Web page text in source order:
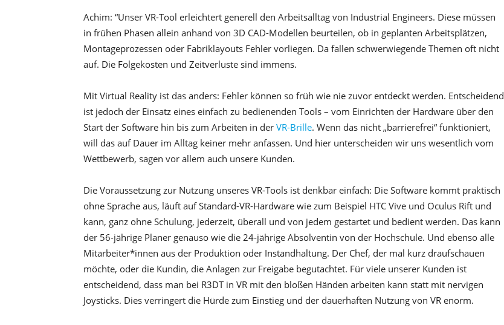
Achim: “Unser VR-Tool erleichtert generell den Arbeitsalltag von Industrial Engineers. Diese müssen
in frühen Phasen allein anhand von 3D CAD-Modellen beurteilen, ob in geplanten Arbeitsplätzen,
Montageprozessen oder Fabriklayouts Fehler vorliegen. Da fallen schwerwiegende Themen oft nicht
auf. Die Folgekosten und Zeitverluste sind immens.
Mit Virtual Reality ist das anders: Fehler können so früh wie nie zuvor entdeckt werden. Entscheidend
ist jedoch der Einsatz eines einfach zu bedienenden Tools – vom Einrichten der Hardware über den
Start der Software hin bis zum Arbeiten in der VR-Brille. Wenn das nicht „barrierefrei“ funktioniert,
will das auf Dauer im Alltag keiner mehr anfassen. Und hier unterscheiden wir uns wesentlich vom
Wettbewerb, sagen vor allem auch unsere Kunden.
Die Voraussetzung zur Nutzung unseres VR-Tools ist denkbar einfach: Die Software kommt praktisch
ohne Sprache aus, läuft auf Standard-VR-Hardware wie zum Beispiel HTC Vive und Oculus Rift und
kann, ganz ohne Schulung, jederzeit, überall und von jedem gestartet und bedient werden. Das kann
der 56-jährige Planer genauso wie die 24-jährige Absolventin von der Hochschule. Und ebenso alle
Mitarbeiter*innen aus der Produktion oder Instandhaltung. Der Chef, der mal kurz draufschauen
möchte, oder die Kundin, die Anlagen zur Freigabe begutachtet. Für viele unserer Kunden ist
entscheidend, dass man bei R3DT in VR mit den bloßen Händen arbeiten kann statt mit nervigen
Joysticks. Dies verringert die Hürde zum Einstieg und der dauerhaften Nutzung von VR enorm.